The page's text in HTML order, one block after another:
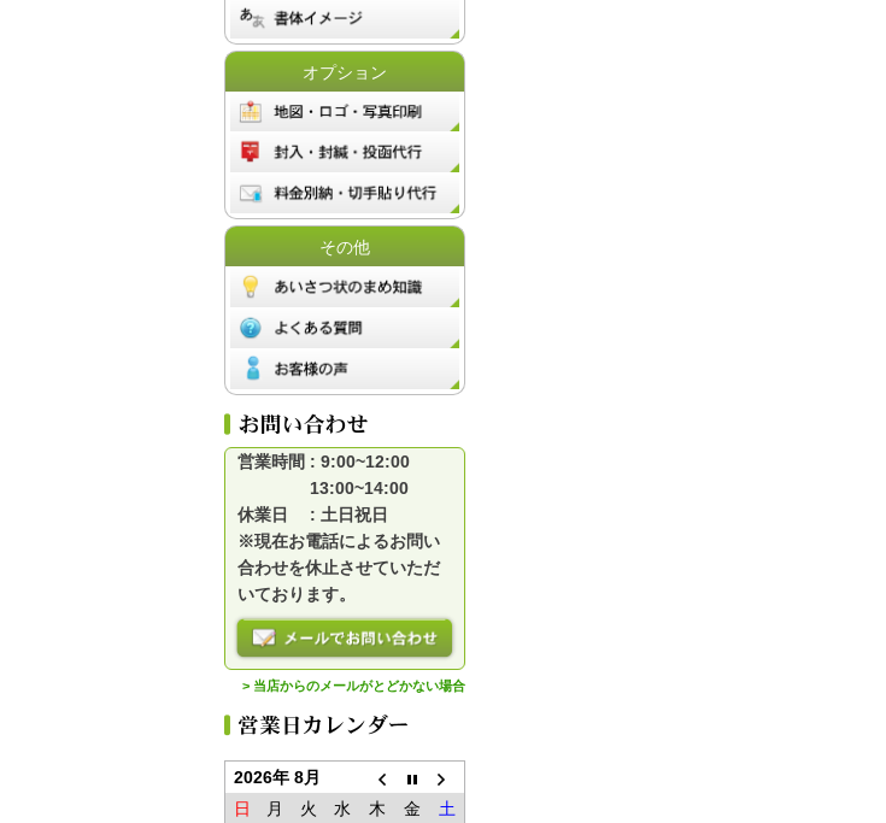
オプション
その他
営業時間 : 9:00~12:00
13:00~14:00
休業日 : 土日祝日
※現在お電話によるお問い
合わせを休止させていただ
いております。
> 当店からのメールがとどかない場合
2026年 8月
日
月 火 水 木 金
土